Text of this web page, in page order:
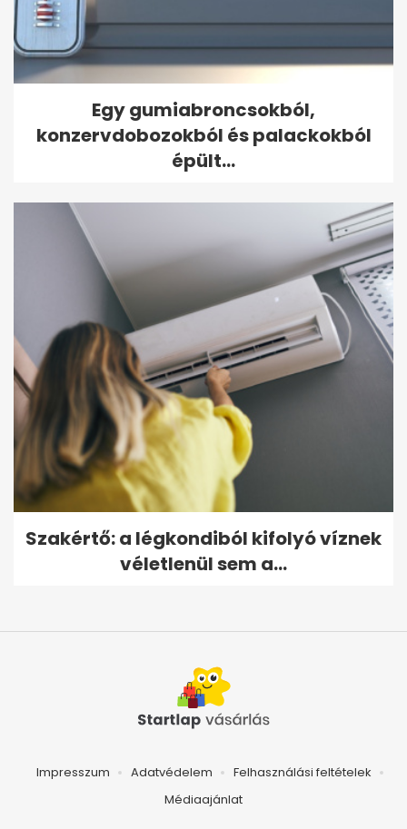
Egy gumiabroncsokból,
konzervdobozokból és palackokból
épült...
Szakértő: a légkondiból kifolyó víznek
véletlenül sem a...
Impresszum Adatvédelem
Felhasználási feltételek
Médiaajánlat